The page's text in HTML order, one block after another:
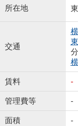
所在地
交通
分
賃料 -
管理費等 -
面積 -